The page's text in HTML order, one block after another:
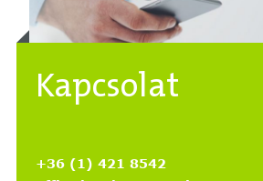
Kapcsolat
+36 (1) 421 8542